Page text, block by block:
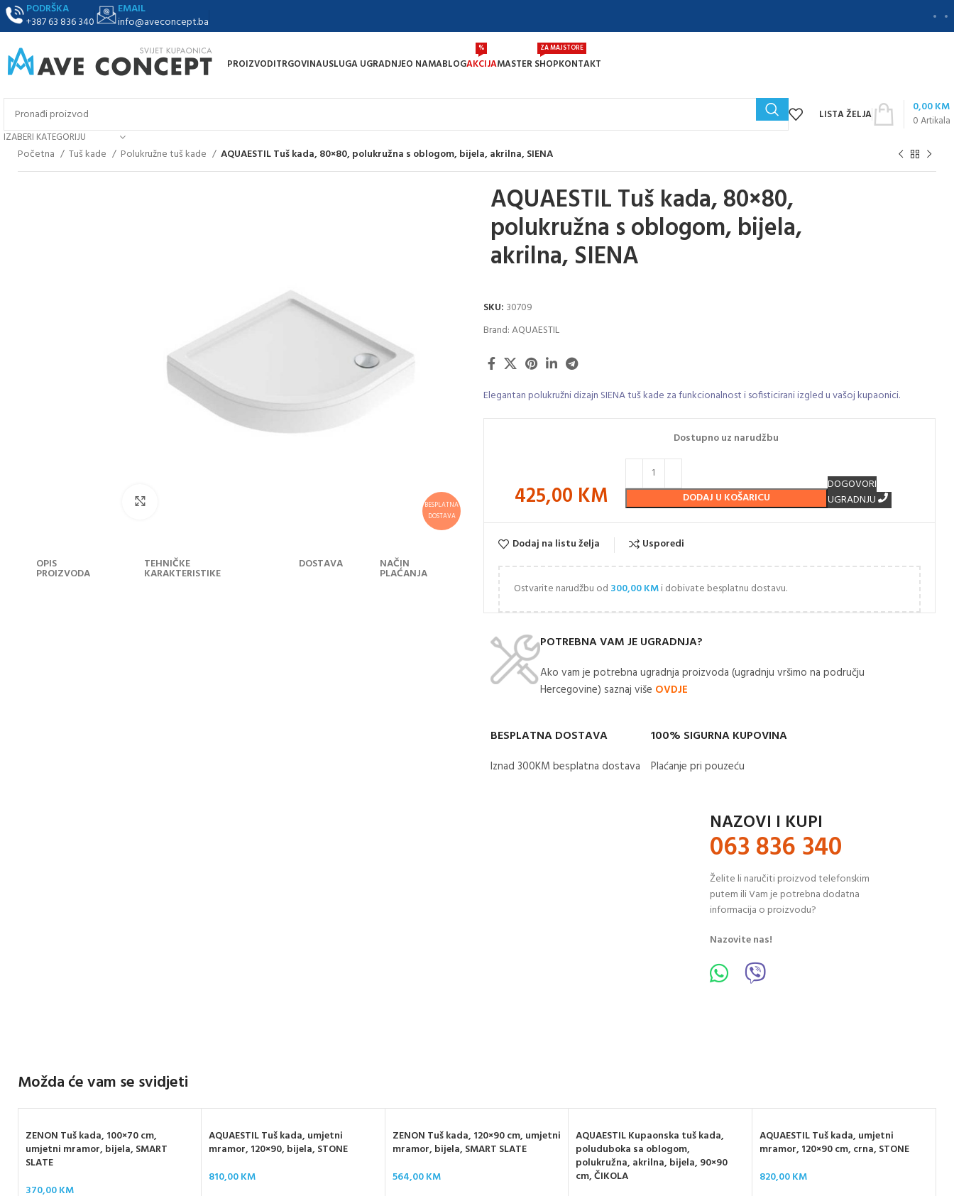
PODRŠKA
+387 63 836 340
EMAIL
info@aveconcept.ba
PROIZVODITRGOVINAUSLUGA UGRADNJEO NAMABLOGAKCIJA
%
MASTER SHOP
ZA MAJSTORE
KONTAKT
IZABERI KATEGORIJU
LISTA ŽELJA 0Artikala
0,00KM
Početna Tuš kade Polukružne tuš kade AQUAESTIL Tuš kada, 80×80, polukružna s oblogom, bijela, akrilna, SIENA
BESPLATNA
DOSTAVA
OPIS
PROIZVODA
TEHNIČKE
KARAKTERISTIKE
DOSTAVA NAČIN
PLAĆANJA
AQUAESTIL Tuš kada, 80×80,
polukružna s oblogom, bijela,
akrilna, SIENA
SKU: 30709
Brand:AQUAESTIL
Elegantan polukružni dizajn SIENA tuš kade za funkcionalnost i sofisticirani izgled u vašoj kupaonici.
425,00 KM
Dostupno uz narudžbu
DODAJ U KOŠARICU
DOGOVORI
UGRADNJU
Dodaj na listu želja Usporedi
Ostvarite narudžbu od 300,00KMi dobivate besplatnu dostavu.
POTREBNA VAM JE UGRADNJA?
Ako vam je potrebna ugradnja proizvoda (ugradnju vršimo na području
Hercegovine) saznaj više OVDJE
BESPLATNA DOSTAVA
Iznad 300KM besplatna dostava​
100% SIGURNA KUPOVINA
Plaćanje pri pouzeću
NAZOVI I KUPI
063 836 340
Želite li naručiti proizvod telefonskim
putem ili Vam je potrebna dodatna
informacija o proizvodu?
Nazovite nas!
Možda će vam se svidjeti
ZENON Tuš kada, 100×70 cm,
umjetni mramor, bijela, SMART
SLATE
370,00KM
AQUAESTIL Tuš kada, umjetni
mramor, 120×90, bijela, STONE
810,00KM
ZENON Tuš kada, 120×90 cm, umjetni
mramor, bijela, SMART SLATE
564,00KM
AQUAESTIL Kupaonska tuš kada,
poluduboka sa oblogom,
polukružna, akrilna, bijela, 90×90
cm, ČIKOLA
AQUAESTIL Tuš kada, umjetni
mramor, 120×90 cm, crna, STONE
820,00KM